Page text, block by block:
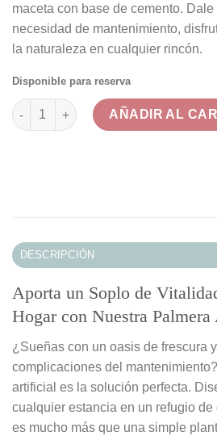
maceta con base de cemento.
necesidad de mantenimiento,
la naturaleza en cualquier rincón.
Disponible para reserva
Palmera Artificial Grande de
AÑADIR AL
DESCRIPCIÓN
Aporta un Soplo de
Hogar con Nuestra
¿Sueñas con un oasis de frescura
complicaciones del
artificial es la solución perfecta.
cualquier estancia en un refugio de
es mucho más que una simple